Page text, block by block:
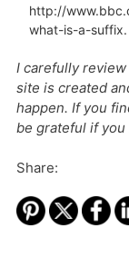
http://
what-is-a-suffix.
I carefully
site is created
happen. If you
be grateful if you
Share: